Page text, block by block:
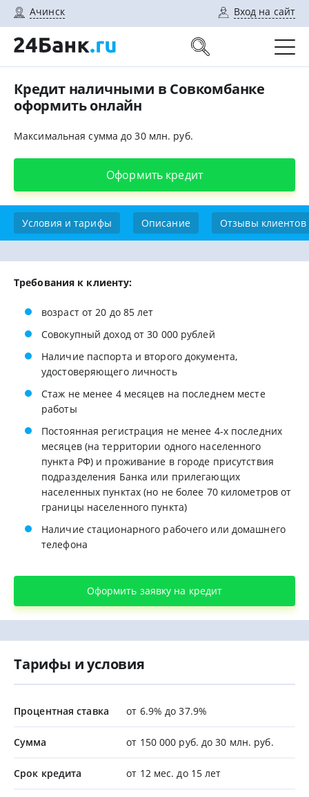
Ачинск Вход на сайт
Кредит наличными в Совкомбанке
оформить онлайн
Максимальная сумма до 30 млн. руб.
Оформить кредит
Условия и тарифы Описание Отзывы клиентов
Требования к клиенту:
возраст от 20 до 85 лет
Совокупный доход от 30 000 рублей
Наличие паспорта и второго документа,
удостоверяющего личность
Стаж не менее 4 месяцев на последнем месте
работы
Постоянная регистрация не менее 4-х последних
месяцев (на территории одного населенного
пункта РФ) и проживание в городе присутствия
подразделения Банка или прилегающих
населенных пунктах (но не более 70 километров от
границы населенного пункта)
Наличие стационарного рабочего или домашнего
телефона
Оформить заявку на кредит
Тарифы и условия
Процентная ставка от 6.9% до 37.9%
Сумма от 150 000 руб. до 30 млн. руб.
Срок кредита от 12 мес. до 15 лет